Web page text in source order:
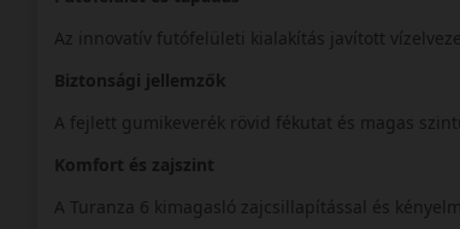
Az innovatív futófelületi kialakítás javított
Biztonsági jellemzők
A fejlett gumikeverék rövid fékutat és magas
Komfort és zajszint
A Turanza 6 kimagasló zajcsillapítással és